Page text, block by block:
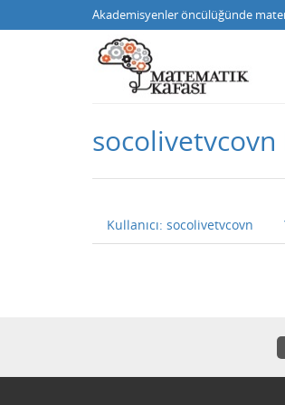
Akademisyenler öncülüğünde
Kullanıcı: socolivetvcovn